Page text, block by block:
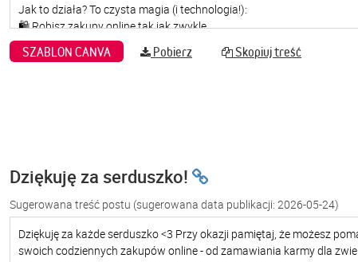
SZABLON CANVA Pobierz Skopiuj treść
Dziękuję za serduszko!
Sugerowana treść postu (sugerowana data publikacji: 2026-05-24)